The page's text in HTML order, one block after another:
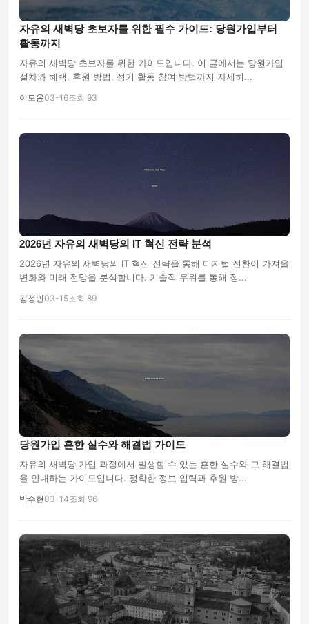
자유의 새벽당 초보자를 위한 필수 가이드: 당원가입부터
활동까지
자유의 새벽당 초보자를 위한 가이드입니다. 이 글에서는 당원가입
절차와 혜택, 후원 방법, 정기 활동 참여 방법까지 자세히...
이도윤03-16조회 93
2026년 자유의 새벽당의 IT 혁신 전략 분석
2026년 자유의 새벽당의 IT 혁신 전략을 통해 디지털 전환이 가져올
변화와 미래 전망을 분석합니다. 기술적 우위를 통해 정...
김정민03-15조회 89
당원가입 흔한 실수와 해결법 가이드
자유의 새벽당 가입 과정에서 발생할 수 있는 흔한 실수와 그 해결법
을 안내하는 가이드입니다. 정확한 정보 입력과 후원 방...
박수현03-14조회 96